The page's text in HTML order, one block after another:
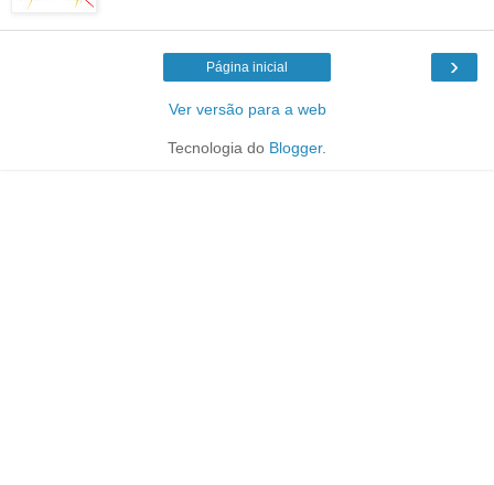
›
Página inicial
Ver versão para a web
Tecnologia do Blogger.